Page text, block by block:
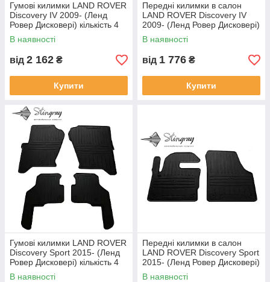
Гумові килимки LAND ROVER
Discovery IV 2009- (Ленд
Ровер Дисковері) кількість 4
штуки
В наявності
від 2 162 ₴
Купити
Передні килимки в салон
LAND ROVER Discovery IV
2009- (Ленд Ровер Дисковері)
кількість 2 штуки
В наявності
від 1 776 ₴
Купити
Гумові килимки LAND ROVER
Discovery Sport 2015- (Ленд
Ровер Дисковері) кількість 4
штуки
В наявності
Передні килимки в салон
LAND ROVER Discovery Sport
2015- (Ленд Ровер Дисковері)
кількість 2 штуки
В наявності